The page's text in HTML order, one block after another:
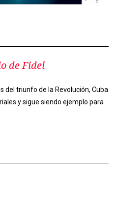
de Fidel
del triunfo de la Revolución, Cuba
y sigue siendo ejemplo para